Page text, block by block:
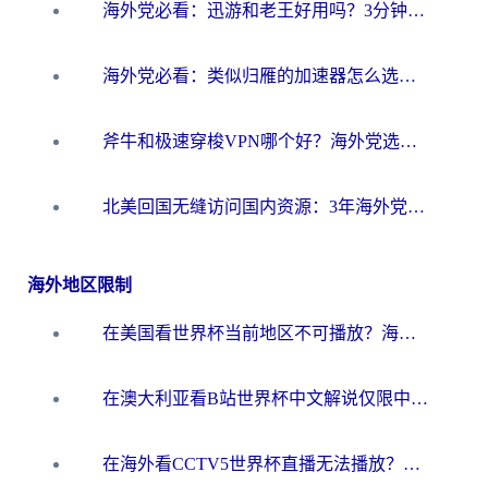
海外党必看：迅游和老王好用吗？3分钟选对加速国内网络的加速器
海外党必看：类似归雁的加速器怎么选？一篇搞定无缝访问国内资源
斧牛和极速穿梭VPN哪个好？海外党选回国加速器必看的真实对比与避坑指南
北美回国无缝访问国内资源：3年海外党亲测的加速器选择指南
海外地区限制
在美国看世界杯当前地区不可播放？海外党体育观赛终极指南来了！
在澳大利亚看B站世界杯中文解说仅限中国大陆？这篇指南帮你打破限制看遍赛事
在海外看CCTV5世界杯直播无法播放？这篇指南让你和国内球迷同步呐喊